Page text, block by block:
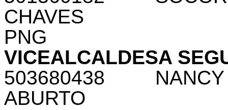
CHAVES
PNG
VICEALCALDESA
503680438
ABURTO